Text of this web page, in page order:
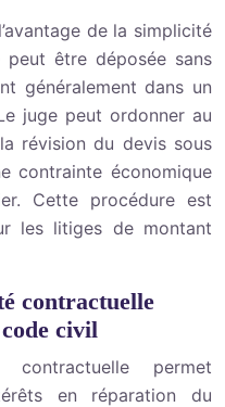
de la simplicité
être déposée sans
généralement dans un
juge peut ordonner au
révision du devis sous
contrainte économique
Cette procédure est
les litiges de montant
contractuelle
civil
contractuelle permet
en réparation du